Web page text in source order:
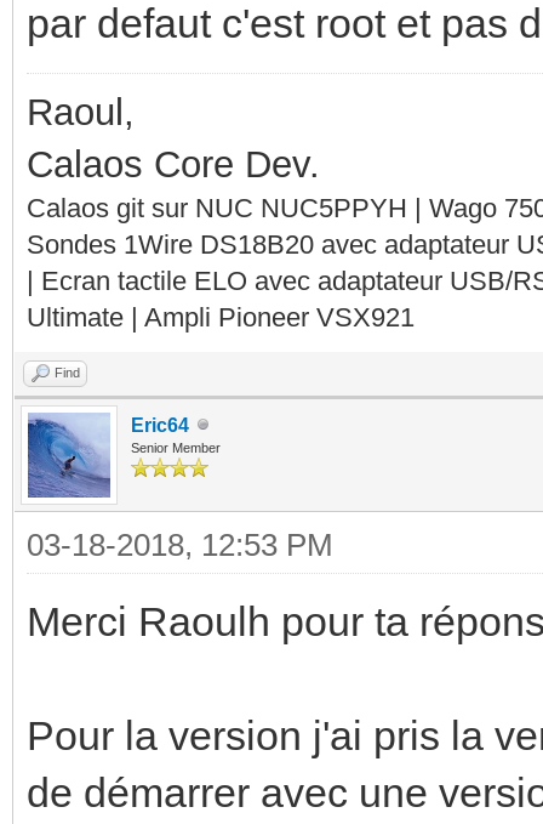
par defaut c'est root et pas
Raoul,
Calaos Core Dev.
Calaos git sur NUC NUC5PPYH | Wago
Sondes 1Wire DS18B20 avec adaptateur
| Ecran tactile ELO avec adaptateur USB/
Ultimate | Ampli Pioneer VSX921
Find
Eric64
Senior Member
03-18-2018, 12:53 PM
Merci Raoulh pour ta
Pour la version j'ai pris la
de démarrer avec une